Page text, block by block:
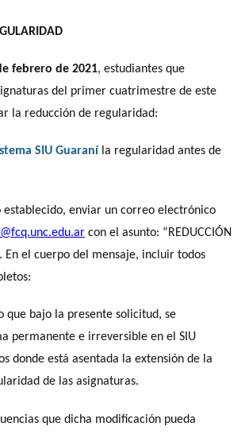
febrero de 2021, estudiantes que
del primer cuatrimestre de este
la reducción de regularidad:
SIU Guaraní la regularidad antes de
establecido, enviar un correo electrónico
con el asunto: “REDUCCIÓN
En el cuerpo del mensaje, incluir todos
que bajo la presente solicitud, se
permanente e irreversible en el SIU
donde está asentada la extensión de la
de las asignaturas.
que dicha modificación pueda